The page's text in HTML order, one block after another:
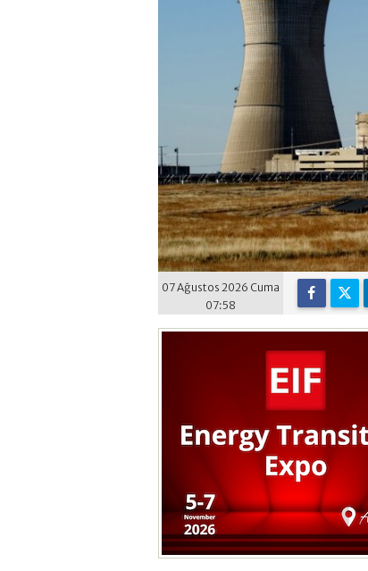
07 Ağustos 2026 Cuma
07:58